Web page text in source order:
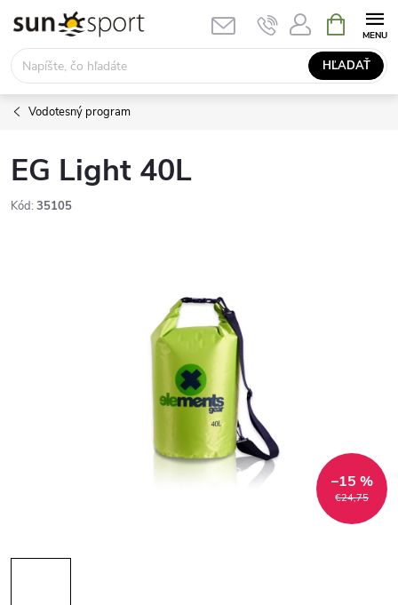
obsah
HĽADAŤ
KOŠÍK
Vodotesný program
EG Light 40L
Kód: 35105
€24,75
–15 %